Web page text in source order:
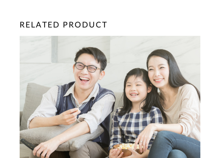
RELATED PRODUCT